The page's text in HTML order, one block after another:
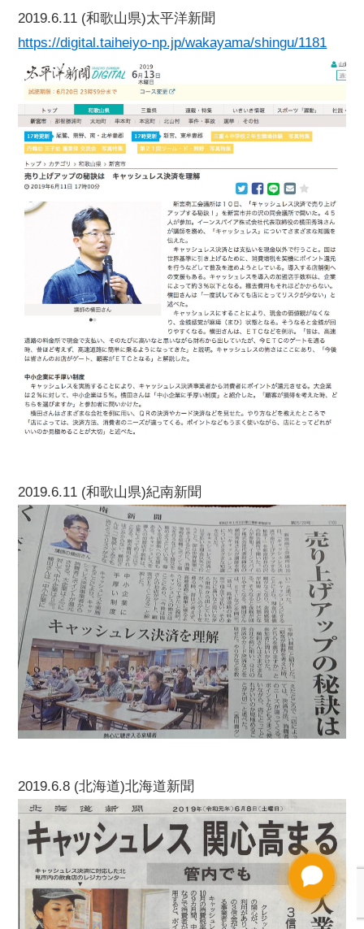
2019.6.11 (和歌山県)太平洋新聞
https://digital.taiheiyo-np.jp/wakayama/shingu/1181
2019.6.11 (和歌山県)紀南新聞
2019.6.8 (北海道)北海道新聞